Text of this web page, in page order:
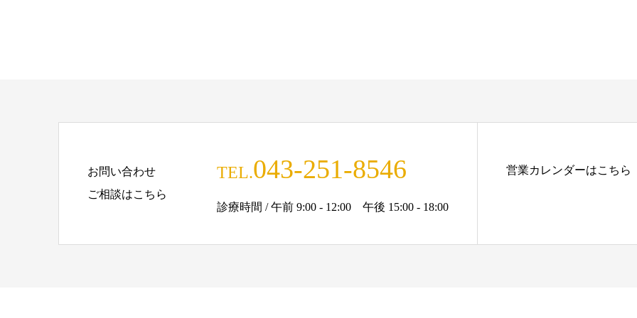
お問い合わせ
ご相談はこちら
TEL.043-251-8546
診療時間 / 午前 9:00 - 12:00 午後 15:00 - 18:00
営業カレンダーはこちら